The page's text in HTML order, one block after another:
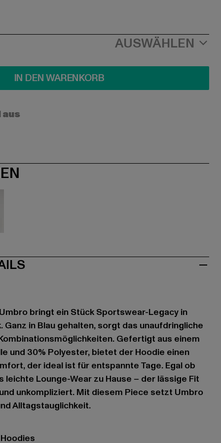
AUSWÄHLEN
IN DEN WARENKORB
bringt ein Stück Sportswear-Legacy in
Ganz in Blau gehalten, sorgt das unaufdringliche
Gefertigt aus einem
und 30% Polyester, bietet der Hoodie einen
der ideal ist für entspannte Tage. Egal ob
leichte Lounge-Wear zu Hause – der lässige Fit
unkompliziert. Mit diesem Piece setzt Umbro
Alltagstauglichkeit.